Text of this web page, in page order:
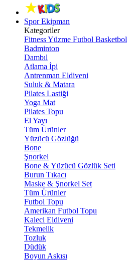
Spor Ekipman
Kategoriler
FitnessYüzme Futbol Basketbol
Badminton
Dambıl
Atlama İpi
Antrenman Eldiveni
Suluk & Matara
Pilates Lastiği
Yoga Mat
Pilates Topu
El Yayı
Tüm Ürünler
Yüzücü Gözlüğü
Bone
Şnorkel
Bone & Yüzücü Gözlük Seti
Burun Tıkacı
Maske & Şnorkel Set
Tüm Ürünler
Futbol Topu
Amerikan Futbol Topu
Kaleci Eldiveni
Tekmelik
Tozluk
Düdük
Boyun Askısı